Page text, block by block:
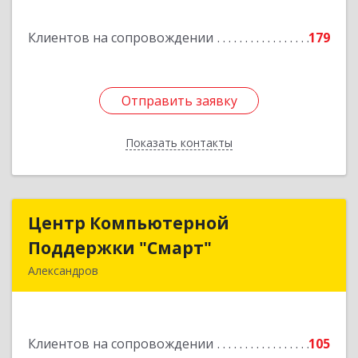
Клиентов на сопровождении 179
Отправить заявку
Показать контакты
Отправить заявку
Назад
Центр Компьютерной
Поддержки "Смарт"
Александров
Клиентов на сопровождении 105
Центр Компьютерной
Поддержки "Смарт"